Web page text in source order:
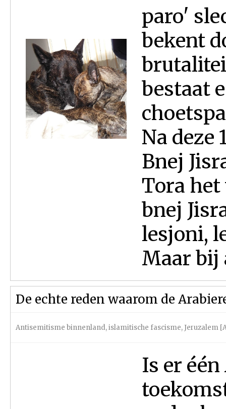
paro'
bekent
bestaat
Na deze
Bnej
Tora het
bnej
lesjoni,
Maar bij
De echte reden waarom de
Antisemitisme binnenland,islamitische fascisme, Jeruzalem
Is er